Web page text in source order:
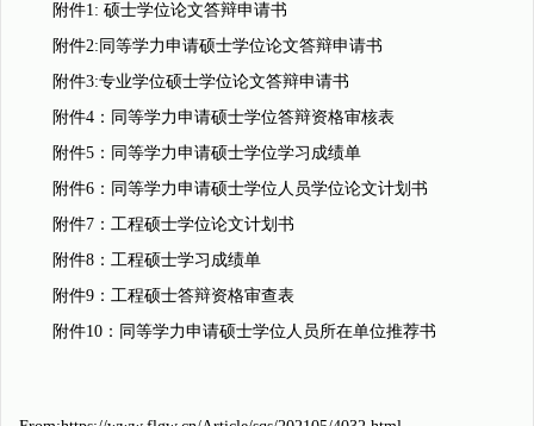
附件1: 硕士学位论文答辩申请书
附件2:同等学力申请硕士学位论文答辩申请书
附件3:专业学位硕士学位论文答辩申请书
附件4：同等学力申请硕士学位答辩资格审核表
附件5：同等学力申请硕士学位学习成绩单
附件6：同等学力申请硕士学位人员学位论文计划书
附件7：工程硕士学位论文计划书
附件8：工程硕士学习成绩单
附件9：工程硕士答辩资格审查表
附件10：同等学力申请硕士学位人员所在单位推荐书